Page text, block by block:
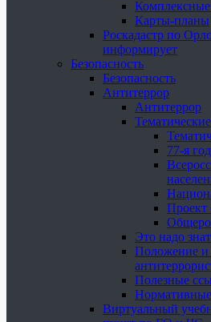
Комплексные
Карты-планы
Роскадастр по
информирует
Безопасность
Безопасность
Антитеррор
Антитеррор
77-я
Проект
Это надо
Положение и
Полезные
Виртуальный